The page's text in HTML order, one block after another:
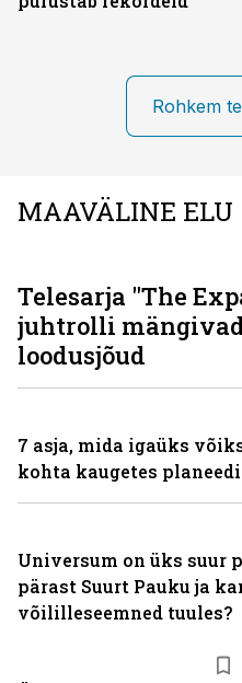
Rohkem
MAAVÄLINE ELU
Telesarja "The
juhtrolli
loodusjõud
7 asja, mida igaüks
kohta kaugetes
Universum on üks suur
pärast Suurt Pauku ja
võililleseemned tuules?